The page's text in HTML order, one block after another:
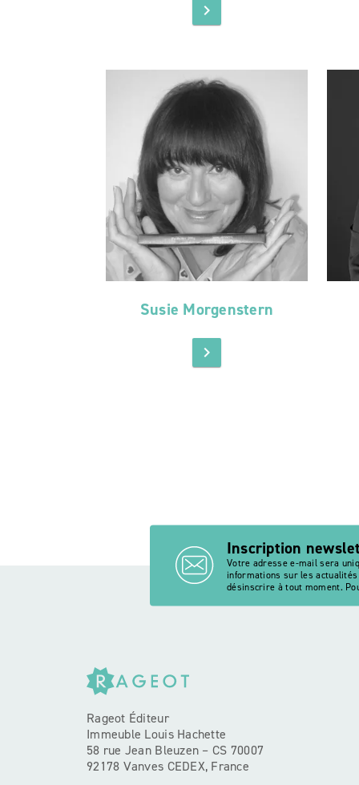
chevron_right
Susie Morgenstern
chevron_right
Inscription
Votre adresse e-mail sera
informations sur les actualités
désinscrire à tout moment.
Rageot Éditeur
Immeuble Louis Hachette
58 rue Jean Bleuzen – CS 70007
92178 Vanves CEDEX, France